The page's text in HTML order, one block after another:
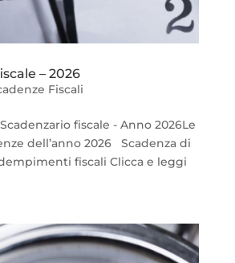
– 2026
Fiscali
fiscale - Anno 2026Le
dell’anno 2026 Scadenza di
fiscali Clicca e leggi